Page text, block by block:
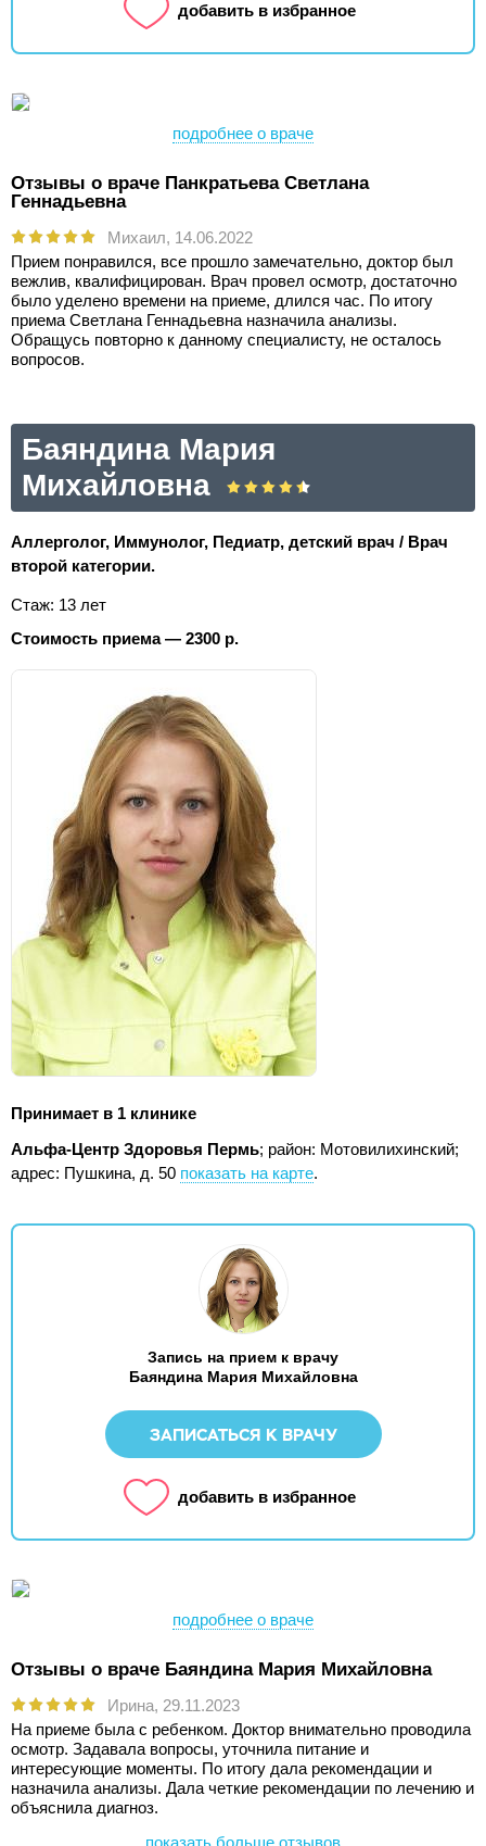
добавить в избранное
подробнее о враче
Отзывы о враче Панкратьева Светлана
Геннадьевна
Михаил, 14.06.2022
Прием понравился, все прошло замечательно, доктор был
вежлив, квалифицирован. Врач провел осмотр, достаточно
было уделено времени на приеме, длился час. По итогу
приема Светлана Геннадьевна назначила анализы.
Обращусь повторно к данному специалисту, не осталось
вопросов.
Баяндина Мария
Михайловна
Аллерголог, Иммунолог, Педиатр, детский врач / Врач
второй категории.
Стаж: 13 лет
Стоимость приема — 2300 р.
Принимает в 1 клинике
Альфа-Центр Здоровья Пермь; район: Мотовилихинский;
адрес: Пушкина, д. 50 показать на карте.
Запись на прием к врачу
Баяндина Мария Михайловна
ЗАПИСАТЬСЯ К ВРАЧУ
добавить в избранное
подробнее о враче
Отзывы о враче Баяндина Мария Михайловна
Ирина, 29.11.2023
На приеме была с ребенком. Доктор внимательно проводила
осмотр. Задавала вопросы, уточнила питание и
интересующие моменты. По итогу дала рекомендации и
назначила анализы. Дала четкие рекомендации по лечению и
объяснила диагноз.
показать больше отзывов